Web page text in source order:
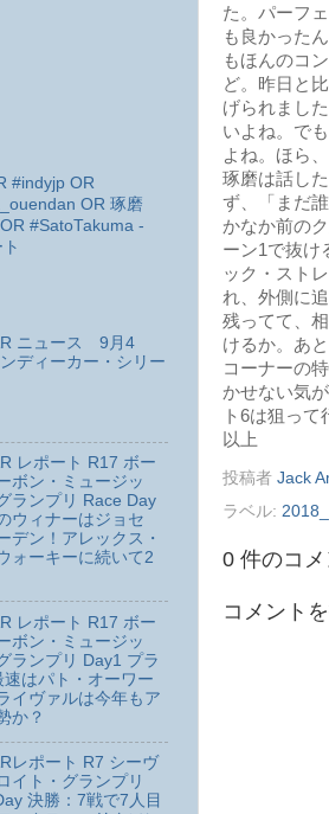
た。パーフ
も良かった
もほんのコ
ど。昨日と
げられまし
いよね。で
よね。ほら
琢磨は話し
ず、「まだ
かなか前の
ーン1で抜け
ック・スト
れ、外側に
残ってて、
けるか。あ
コーナーの
かせない気
ト6は狙っ
以上
投稿者 Jack
ラベル:
0 件のコ
コメント
#indyjp OR
OR 琢磨
#SatoTakuma -
ニュース 9月4
ディーカー・シリー
レポート R17 ボー
ボン・ミュージッ
ランプリ Race Day
ウィナーはジョセ
デン！アレックス・
ォーキーに続いて2
レポート R17 ボー
ボン・ミュージッ
ランプリ Day1 プラ
はパト・オーワー
イヴァルは今年もア
か？
レポート R7 シーヴ
イト・グランプリ
決勝：7戦で7人目